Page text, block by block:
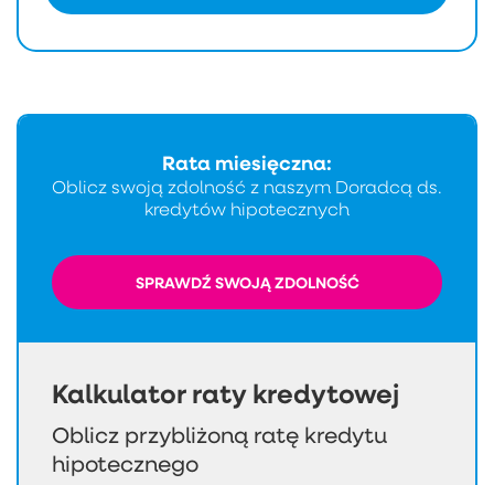
Kalkulator raty kredytowej
Oblicz przybliżoną ratę kredytu
hipotecznego
Rata miesięczna:
Oblicz swoją zdolność z naszym Doradcą ds.
kredytów hipotecznych
SPRAWDŹ SWOJĄ ZDOLNOŚĆ